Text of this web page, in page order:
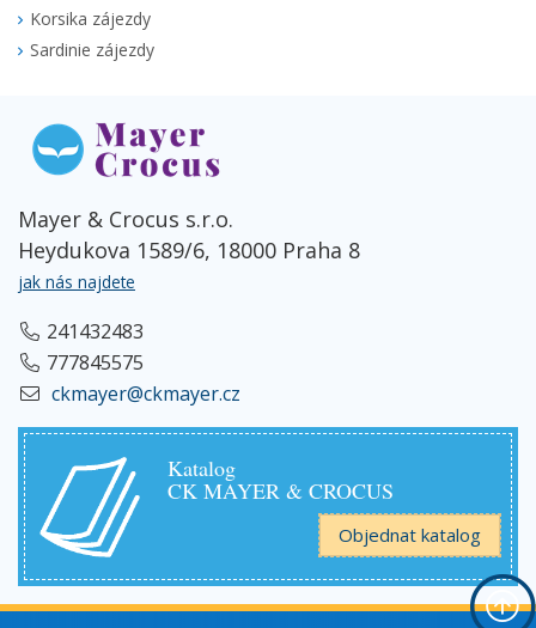
Korsika zájezdy
Sardinie zájezdy
Mayer & Crocus s.r.o.
Heydukova 1589/6, 18000 Praha 8
jak nás najdete
241432483
777845575
ckmayer@ckmayer.cz
Katalog
CK MAYER & CROCUS
Objednat katalog